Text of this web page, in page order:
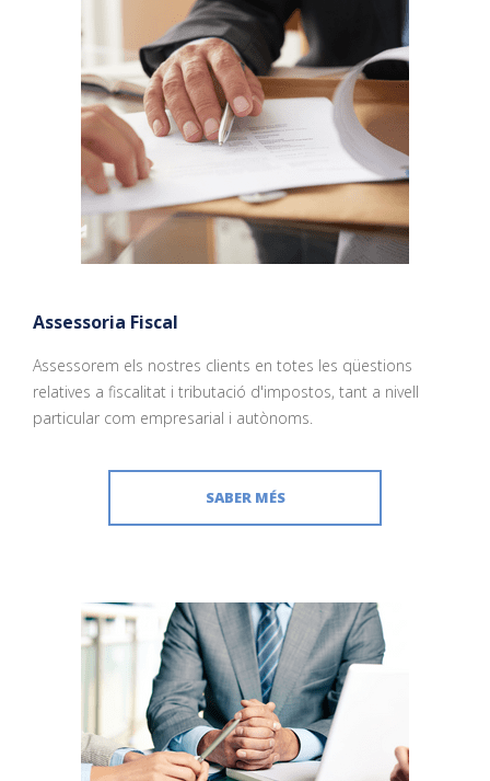
Assessoria Fiscal
Assessorem els nostres clients en totes les qüestions
relatives a fiscalitat i tributació d'impostos, tant a nivell
particular com empresarial i autònoms.
SABER MÉS